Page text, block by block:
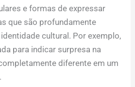
e formas de expressar
que são profundamente
cultural. Por exemplo,
para indicar surpresa na
diferente em um